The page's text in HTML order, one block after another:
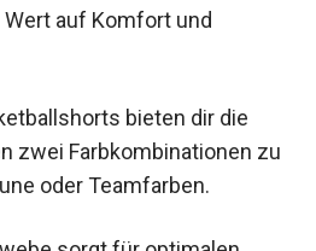
zwei Farbkombinationen
oder Teamfarben.